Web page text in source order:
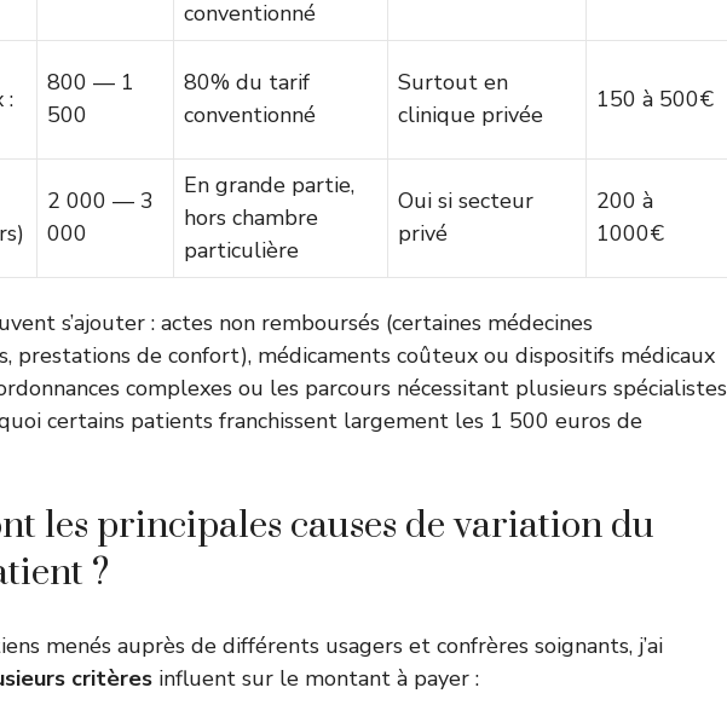
conventionné
:
800 — 1
500
80% du tarif
conventionné
Surtout en
clinique privée
150 à 500€
2 000 — 3
000
En grande partie,
hors chambre
particulière
Oui si secteur
privé
200 à
1000€
s’ajouter : actes non remboursés (certaines médecines
prestations de confort), médicaments coûteux ou dispositifs médicaux
complexes ou les parcours nécessitant plusieurs spécialistes
certains patients franchissent largement les 1 500 euros de
les principales causes de variation du
?
menés auprès de différents usagers et confrères soignants, j’ai
critères influent sur le montant à payer :